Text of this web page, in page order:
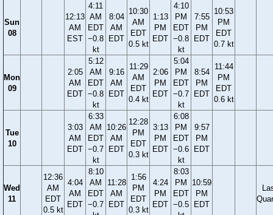
Sun
08
12:13
AM
EST
4:11
AM
EDT
−0.8
kt
8:04
AM
EDT
10:30
AM
EDT
0.5 kt
1:13
PM
EDT
4:10
PM
EDT
−0.8
kt
7:55
PM
EDT
10:53
PM
EDT
0.7 kt
Mon
09
2:05
AM
EDT
5:12
AM
EDT
−0.8
kt
9:16
AM
EDT
11:29
AM
EDT
0.4 kt
2:06
PM
EDT
5:04
PM
EDT
−0.7
kt
8:54
PM
EDT
11:44
PM
EDT
0.6 kt
Tue
10
3:03
AM
EDT
6:33
AM
EDT
−0.7
kt
10:26
AM
EDT
12:28
PM
EDT
0.3 kt
3:13
PM
EDT
6:08
PM
EDT
−0.6
kt
9:57
PM
EDT
Wed
11
12:36
AM
EDT
0.5 kt
4:04
AM
EDT
8:10
AM
EDT
−0.7
11:28
AM
EDT
1:56
PM
EDT
0.3 kt
4:24
PM
EDT
8:03
PM
EDT
−0.5
10:59
PM
EDT